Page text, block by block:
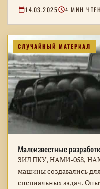
14.03.2025 4 МИН
СЛУЧАЙНЫЙ МАТЕРИАЛ
Малоизвестные
ЗИЛ ПКУ, НАМИ-058,
машины создавались
специальных задач.